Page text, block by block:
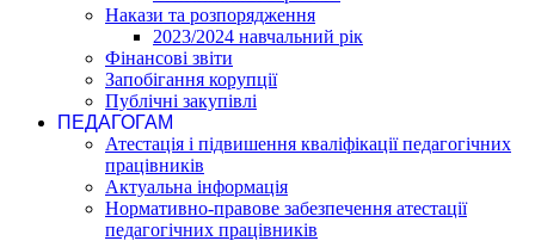
Накази та розпорядження
2023/2024 навчальний рік
Фінансові звіти
Запобігання корупції
Публічні закупівлі
ПЕДАГОГАМ
Атестація і підвишення кваліфікації педагогічних
працівників
Актуальна інформація
Нормативно-правове забезпечення атестації
педагогічних працівників